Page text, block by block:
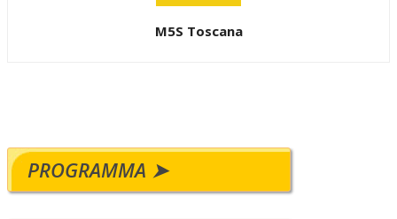
M5S Toscana
PROGRAMMA ➤